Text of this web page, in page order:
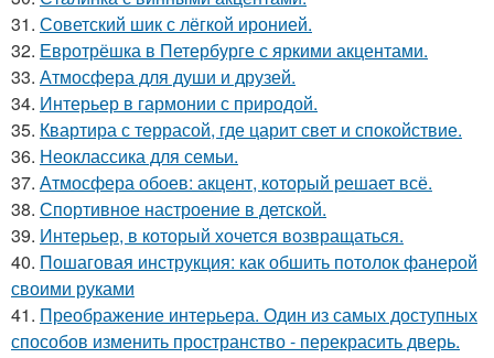
31. Советский шик с лёгкой иронией.
32. Евротрёшка в Петербурге с яркими акцентами.
33. Атмосфера для души и друзей.
34. Интерьер в гармонии с природой.
35. Квартира с террасой, где царит свет и спокойствие.
36. Неоклассика для семьи.
37. Атмосфера обоев: акцент, который решает всё.
38. Спортивное настроение в детской.
39. Интерьер, в который хочется возвращаться.
40. Пошаговая инструкция: как обшить потолок фанерой
своими руками
41. Преображение интерьера. Один из самых доступных
способов изменить пространство - перекрасить дверь.